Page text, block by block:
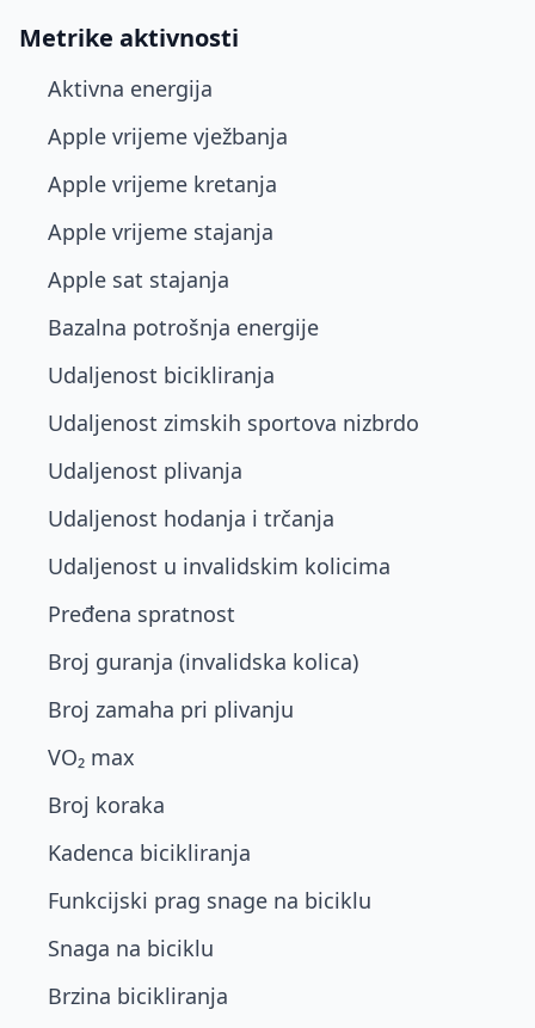
Metrike aktivnosti
Aktivna energija
Apple vrijeme vježbanja
Apple vrijeme kretanja
Apple vrijeme stajanja
Apple sat stajanja
Bazalna potrošnja energije
Udaljenost bicikliranja
Udaljenost zimskih sportova nizbrdo
Udaljenost plivanja
Udaljenost hodanja i trčanja
Udaljenost u invalidskim kolicima
Pređena spratnost
Broj guranja (invalidska kolica)
Broj zamaha pri plivanju
VO₂ max
Broj koraka
Kadenca bicikliranja
Funkcijski prag snage na biciklu
Snaga na biciklu
Brzina bicikliranja